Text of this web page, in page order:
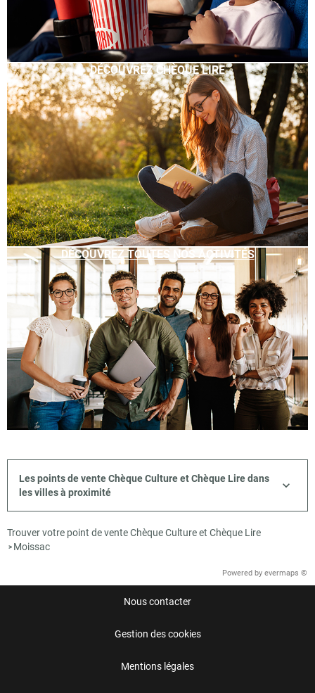
DÉCOUVREZ CHÈQUE LIRE
DÉCOUVREZ TOUTES NOS ACTIVITÉS
Les points de vente Chèque Culture et Chèque Lire dans
les villes à proximité
Trouver votre point de vente Chèque Culture et Chèque Lire
> Moissac
Powered by evermaps ©
Nous contacter
Gestion des cookies
Mentions légales